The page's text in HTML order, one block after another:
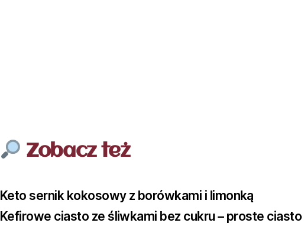
Zobacz też
Keto sernik kokosowy z borówkami i limonką
Kefirowe ciasto ze śliwkami bez cukru – proste